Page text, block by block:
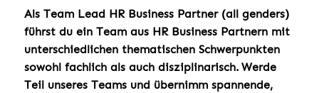
Als Team Lead HR Business Partner (all genders)
führst du ein Team aus HR Business Partnern mit
unterschiedlichen thematischen Schwerpunkten
sowohl fachlich als auch disziplinarisch. Werde
Teil unseres Teams und übernimm spannende,